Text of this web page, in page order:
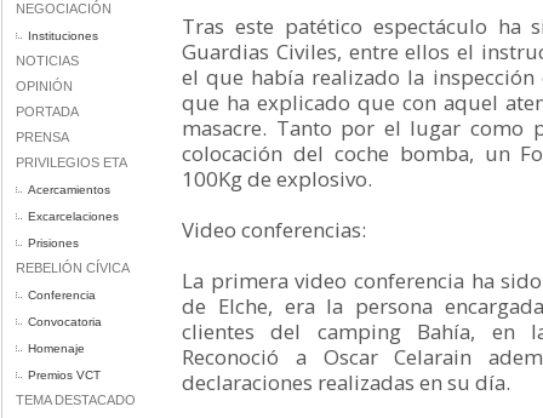
NEGOCIACIÓN
Instituciones
NOTICIAS
OPINIÓN
PORTADA
PRENSA
PRIVILEGIOS ETA
Acercamientos
Excarcelaciones
Prisiones
REBELIÓN CÍVICA
Conferencia
Convocatoria
Homenaje
Premios VCT
TEMA DESTACADO
Tras este patético espectáculo ha
Guardias Civiles, entre ellos el
el que había realizado la
que ha explicado que con aquel
masacre. Tanto por el lugar como
colocación del coche bomba, un
100Kg de explosivo.
Video conferencias:
La primera video conferencia ha
de Elche, era la persona
clientes del camping Bahía, en
Reconoció a Oscar Celarain
declaraciones realizadas en su día.